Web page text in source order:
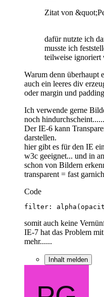
Zitat von
dafür nutzte ich
musste ich
teilweise ignoriert
Warum denn überhaupt
auch ein leeres div
oder margin und
Ich verwende gerne
noch hindurchscheint......
Der IE-6 kann
darstellen.
hier gibt es für den IE
w3c geeignet... und in
schon von Bildern
transparent = fast
Code
filter:
somit auch keine
IE-7 hat das Problem
mehr......
Inhalt melden